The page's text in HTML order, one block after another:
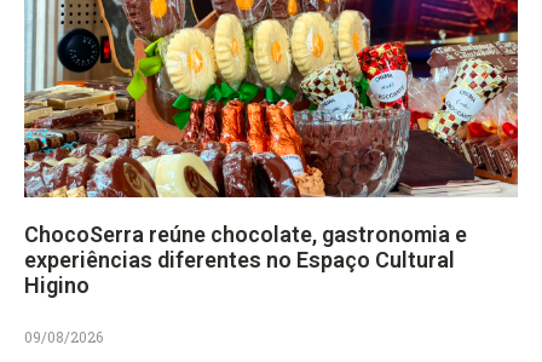
ChocoSerra reúne chocolate, gastronomia e
experiências diferentes no Espaço Cultural
Higino
09/08/2026